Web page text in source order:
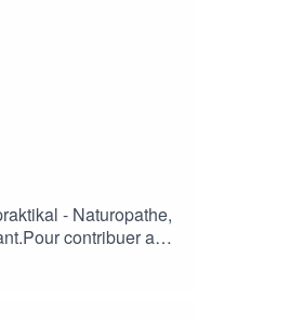
- Naturopathe,
contribuer au
et de votre